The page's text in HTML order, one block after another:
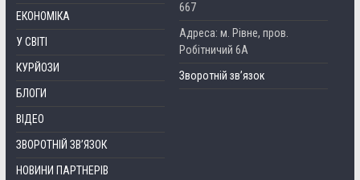
ЕКОНОМІКА
У СВІТІ
КУРЙОЗИ
БЛОГИ
ВІДЕО
ЗВОРОТНІЙ ЗВ’ЯЗОК
НОВИНИ ПАРТНЕРІВ
667
Адреса: м. Рівне, пров.
Робітничий 6А
Зворотній зв’язок